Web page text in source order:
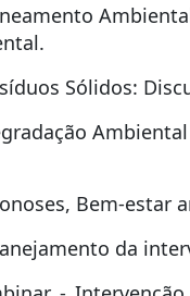
Sólidos:
Bem-estar
da